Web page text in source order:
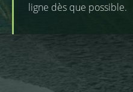
ligne dès que possible.